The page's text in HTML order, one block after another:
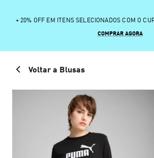
+ 20% OFF EM ITENS SELECIONADOS COM O
COMPRAR AGORA
Voltar a Blusas